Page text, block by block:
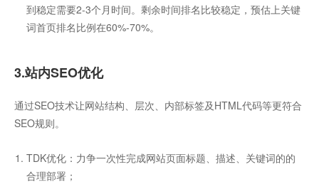
到稳定需要2-3个月时间。剩余时间排名比较稳定，预估上关键
词首页排名比例在60%-70%。
3.站内SEO优化
通过SEO技术让网站结构、层次、内部标签及HTML代码等更符合
SEO规则。
TDK优化：力争一次性完成网站页面标题、描述、关键词的的
合理部署；